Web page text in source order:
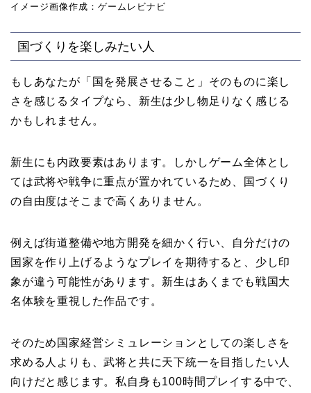
イメージ画像作成：ゲームレビナビ
国づくりを楽しみたい人
もしあなたが「国を発展させること」そのものに楽し
さを感じるタイプなら、新生は少し物足りなく感じる
かもしれません。
新生にも内政要素はあります。しかしゲーム全体とし
ては武将や戦争に重点が置かれているため、国づくり
の自由度はそこまで高くありません。
例えば街道整備や地方開発を細かく行い、自分だけの
国家を作り上げるようなプレイを期待すると、少し印
象が違う可能性があります。新生はあくまでも戦国大
名体験を重視した作品です。
そのため国家経営シミュレーションとしての楽しさを
求める人よりも、武将と共に天下統一を目指したい人
向けだと感じます。私自身も100時間プレイする中で、